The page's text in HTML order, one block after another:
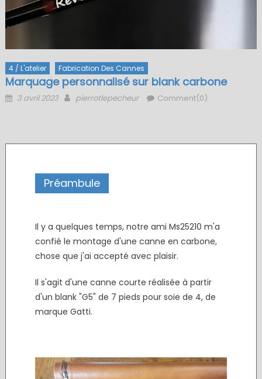
4 / L'atelier Fabrication Des Cannes
Marquage personnalisé sur blank carbone
Posted
3 avril 2023 Author
pierrotlepecheur Comment(0)
Préambule
Il y a quelques temps, notre ami Ms25210 m'a
confié le montage d'une canne en carbone,
chose que j'ai accepté avec plaisir.
Il s'agit d'une canne courte réalisée à partir
d'un blank "G5" de 7 pieds pour soie de 4, de
marque Gatti.